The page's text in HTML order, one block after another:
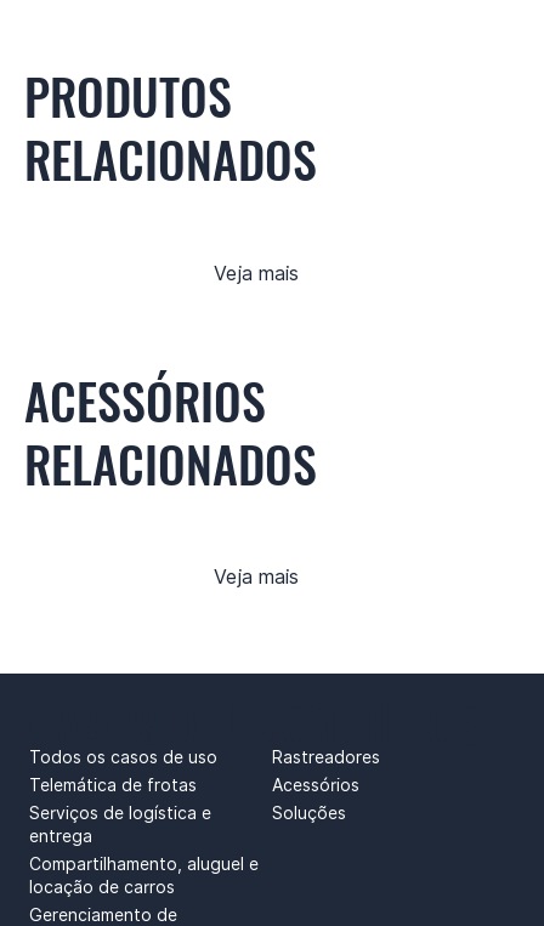
PRODUTOS
RELACIONADOS
Veja mais
ACESSÓRIOS
RELACIONADOS
Veja mais
Todos os casos de uso
Telemática de frotas
Serviços de logística e
entrega
Compartilhamento, aluguel e
locação de carros
Gerenciamento de
Rastreadores
Acessórios
Soluções